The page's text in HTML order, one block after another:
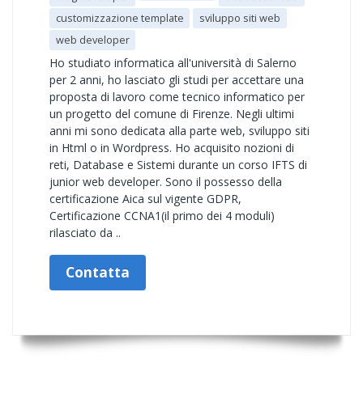
customizzazione template
sviluppo siti web
web developer
Ho studiato informatica all'università di Salerno
per 2 anni, ho lasciato gli studi per accettare una
proposta di lavoro come tecnico informatico per
un progetto del comune di Firenze. Negli ultimi
anni mi sono dedicata alla parte web, sviluppo siti
in Html o in Wordpress. Ho acquisito nozioni di
reti, Database e Sistemi durante un corso IFTS di
junior web developer. Sono il possesso della
certificazione Aica sul vigente GDPR,
Certificazione CCNA1(il primo dei 4 moduli)
rilasciato da ..
Contatta